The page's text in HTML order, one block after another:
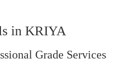
in KRIYA
Grade Services